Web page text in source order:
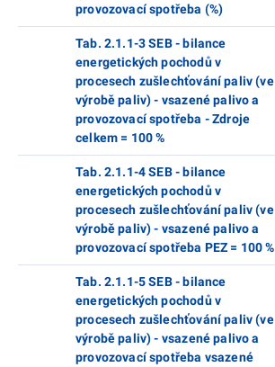
provozovací spotřeba (%)
Tab. 2.1.1-3 SEB - bilance
energetických pochodů v
procesech zušlechťování paliv (ve
výrobě paliv) - vsazené palivo a
provozovací spotřeba - Zdroje
celkem = 100 %
Tab. 2.1.1-4 SEB - bilance
energetických pochodů v
procesech zušlechťování paliv (ve
výrobě paliv) - vsazené palivo a
provozovací spotřeba PEZ = 100 %
Tab. 2.1.1-5 SEB - bilance
energetických pochodů v
procesech zušlechťování paliv (ve
výrobě paliv) - vsazené palivo a
provozovací spotřeba vsazené